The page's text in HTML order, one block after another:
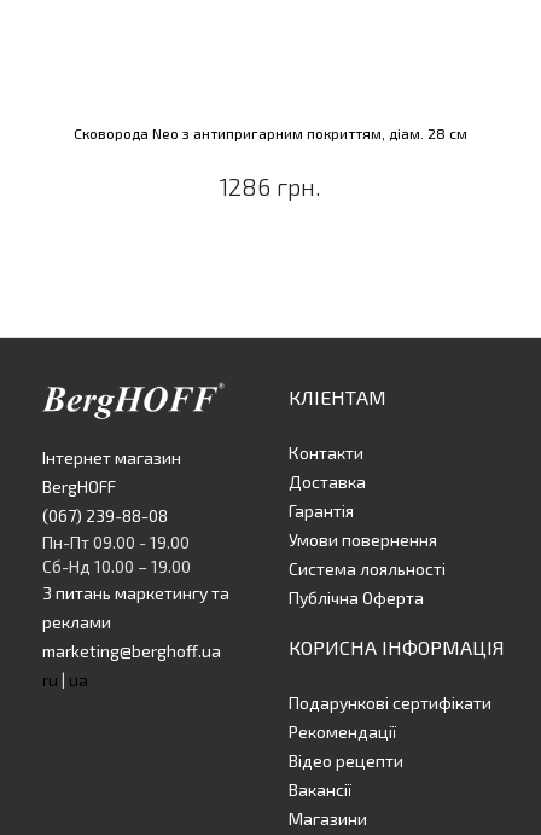
Сковорода Neo з антипригарним покриттям, діам. 28 см
1286 грн.
Інтернет магазин
BergHOFF
(067) 239-88-08
Пн-Пт 09.00 - 19.00
Сб-Нд 10.00 – 19.00
З питань маркетингу та
реклами
marketing@berghoff.ua
ru | ua
КЛІЕНТАМ
Контакти
Доставка
Гарантія
Умови повернення
Система лояльності
Публічна Оферта
КОРИСНА ІНФОРМАЦІЯ
Подарункові сертифікати
Рекомендації
Відео рецепти
Вакансії
Магазини